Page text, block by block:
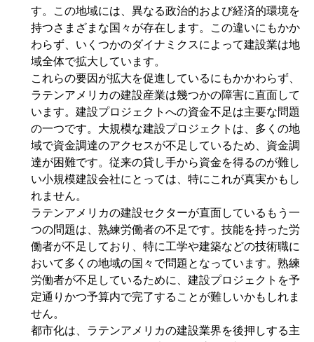
す。この地域には、異なる政治的および経済的環境を
持つさまざまな国々が存在します。この違いにもかか
わらず、いくつかのダイナミクスによって建設業は地
域全体で拡大しています。
これらの要因が拡大を促進しているにもかかわらず、
ラテンアメリカの建設産業は幾つかの障害に直面して
います。建設プロジェクトへの資金不足は主要な問題
の一つです。大規模な建設プロジェクトは、多くの地
域で資金調達のアクセスが不足しているため、資金調
達が困難です。従来の貸し手から資金を得るのが難し
い小規模建設会社にとっては、特にこれが真実かもし
れません。
ラテンアメリカの建設セクターが直面しているもう一
つの問題は、熟練労働者の不足です。技能を持った労
働者が不足しており、特に工学や建築などの技術職に
おいて多くの地域の国々で問題となっています。熟練
労働者が不足しているために、建設プロジェクトを予
定通りかつ予算内で完了することが難しいかもしれま
せん。
都市化は、ラテンアメリカの建設業界を後押しする主